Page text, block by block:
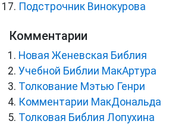
Подстрочник Винокурова
Комментарии
Новая Женевская Библия
Учебной Библии МакАртура
Толкование Мэтью Генри
Комментарии МакДональда
Толковая Библия Лопухина